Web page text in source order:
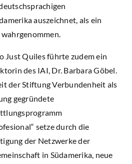
auszeichnet, als ein
Just Quiles führte zudem ein
des IAI, Dr. Barbara Göbel.
der Stiftung Verbundenheit als
gegründete
setze durch die
der Netzwerke der
in Südamerika, neue